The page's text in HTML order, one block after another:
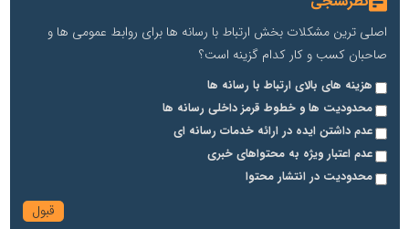
اصلی ترین مشکلات بخش ارتباط با رسانه ها برای روابط عمومی ها و
صاحبان کسب و کار کدام گزینه است؟
هزینه های بالای ارتباط با رسانه ها
محدودیت ها و خطوط قرمز داخلی رسانه ها
عدم داشتن ایده در ارائه خدمات رسانه ای
عدم اعتبار ویژه به محتواهای خبری
محدودیت در انتشار محتوا